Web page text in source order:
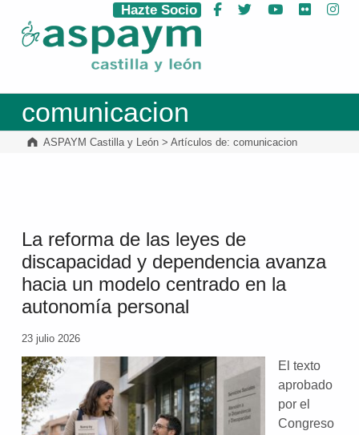
ASPAYM Castilla y León
Hazte Socio Facebook
Twitter YouTube
Flickr
comunicacion
ASPAYM Castilla y León> Artículos de: comunicacion
La reforma de las leyes de
discapacidad y dependencia avanza
hacia un modelo centrado en la
autonomía personal
23 julio 2026
El texto
aprobado
por el
Congreso